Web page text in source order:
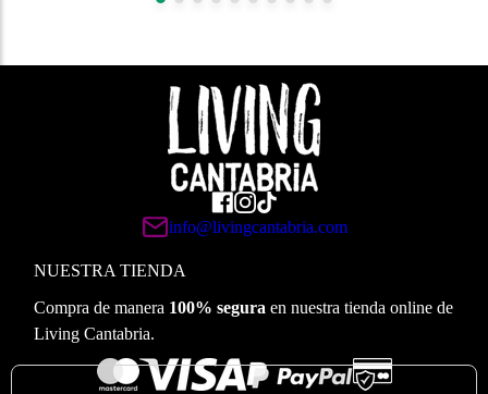
info@livingcantabria.com
NUESTRA TIENDA
Compra de manera 100% segura en nuestra tienda online de
Living Cantabria.